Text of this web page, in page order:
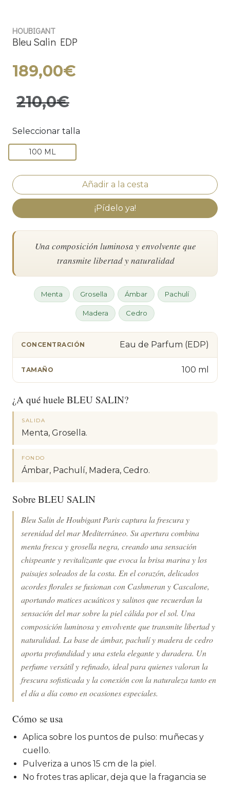
HOUBIGANT
Bleu Salin EDP
189,00€
210,0€
Seleccionar talla
100 ML
¡Pídelo ya!
Una composición luminosa y envolvente que
transmite libertad y naturalidad
Menta Grosella Ámbar Pachulí
Madera Cedro
CONCENTRACIÓN Eau de Parfum (EDP)
TAMAÑO 100 ml
¿A qué huele BLEU SALIN?
SALIDA
Menta, Grosella.
FONDO
Ámbar, Pachulí, Madera, Cedro.
Sobre BLEU SALIN
Bleu Salin de Houbigant Paris captura la frescura y
serenidad del mar Mediterráneo. Su apertura combina
menta fresca y grosella negra, creando una sensación
chispeante y revitalizante que evoca la brisa marina y los
paisajes soleados de la costa. En el corazón, delicados
acordes florales se fusionan con Cashmeran y Cascalone,
aportando matices acuáticos y salinos que recuerdan la
sensación del mar sobre la piel cálida por el sol. Una
composición luminosa y envolvente que transmite libertad y
naturalidad. La base de ámbar, pachulí y madera de cedro
aporta profundidad y una estela elegante y duradera. Un
perfume versátil y refinado, ideal para quienes valoran la
frescura sofisticada y la conexión con la naturaleza tanto en
el día a día como en ocasiones especiales.
Cómo se usa
Aplica sobre los puntos de pulso: muñecas y
cuello.
Pulveriza a unos 15 cm de la piel.
No frotes tras aplicar, deja que la fragancia se